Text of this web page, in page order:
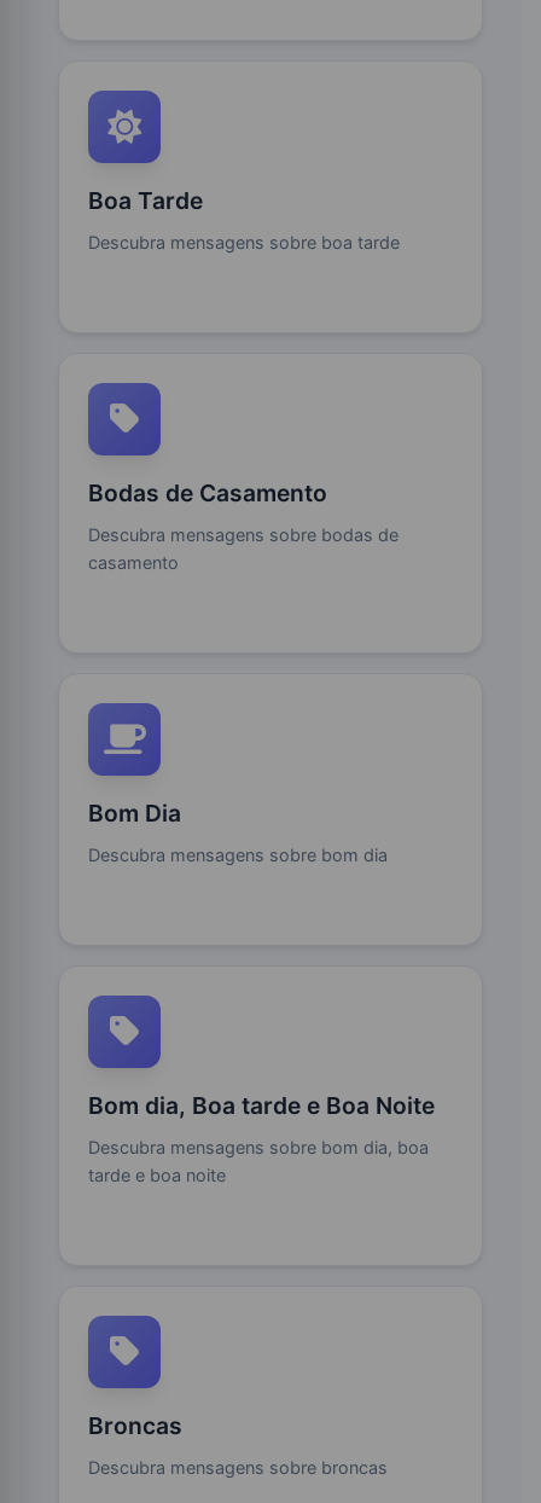
Boa Tarde
Descubra mensagens sobre boa tarde
Bodas de Casamento
Descubra mensagens sobre bodas de
casamento
Bom Dia
Descubra mensagens sobre bom dia
Bom dia, Boa tarde e Boa Noite
Descubra mensagens sobre bom dia, boa
tarde e boa noite
Broncas
Descubra mensagens sobre broncas